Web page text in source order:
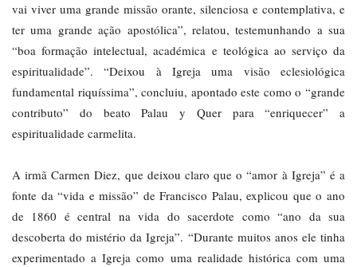
vai viver uma grande missão orante, silenciosa e contemplativa, e
ter uma grande ação apostólica”, relatou, testemunhando a sua
“boa formação intelectual, académica e teológica ao serviço da
espiritualidade”. “Deixou à Igreja uma visão eclesiológica
fundamental riquíssima”, concluiu, apontado este como o “grande
contributo” do beato Palau y Quer para “enriquecer” a
espiritualidade carmelita.
A irmã Carmen Diez, que deixou claro que o “amor à Igreja” é a
fonte da “vida e missão” de Francisco Palau, explicou que o ano
de 1860 é central na vida do sacerdote como “ano da sua
descoberta do mistério da Igreja”. “Durante muitos anos ele tinha
experimentado a Igreja como uma realidade histórica com uma